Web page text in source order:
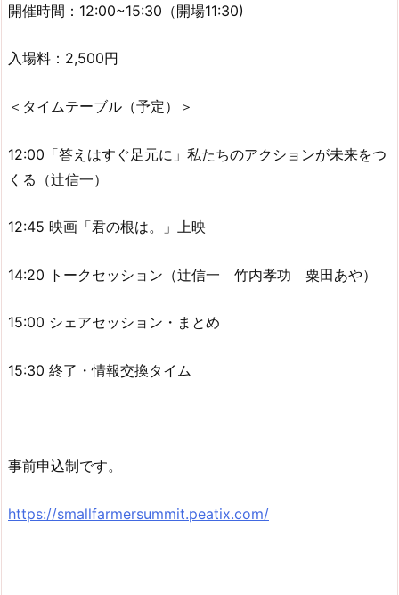
開催時間：12:00~15:30（開場11:30)
入場料：2,500円
＜タイムテーブル（予定）＞
12:00「答えはすぐ足元に」私たちのアクションが未来をつ
くる（辻信一）
12:45 映画「君の根は。」上映
14:20 トークセッション（辻信一 竹内孝功 粟田あや）
15:00 シェアセッション・まとめ
15:30 終了・情報交換タイム
事前申込制です。
https://smallfarmersummit.peatix.com/